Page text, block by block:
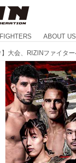
FIGHTERS ABOUT US